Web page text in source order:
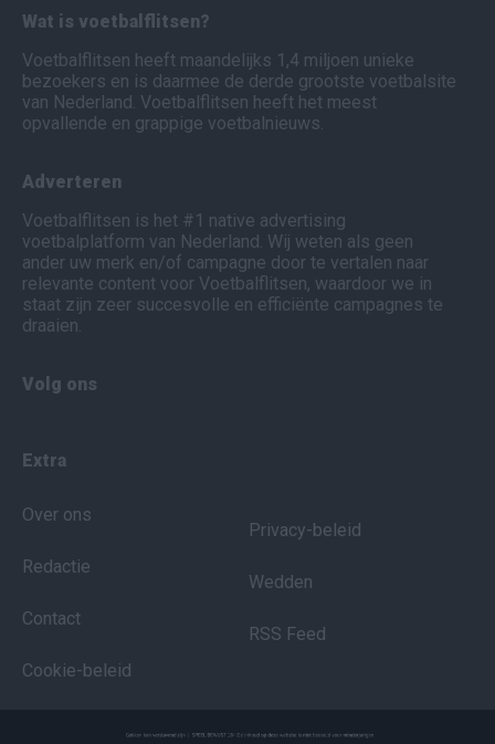
Wat is voetbalflitsen?
Voetbalflitsen heeft maandelijks 1,4 miljoen unieke
bezoekers en is daarmee de derde grootste voetbalsite
van Nederland. Voetbalflitsen heeft het meest
opvallende en grappige voetbalnieuws.
Adverteren
Voetbalflitsen is het #1 native advertising
voetbalplatform van Nederland. Wij weten als geen
ander uw merk en/of campagne door te vertalen naar
relevante content voor Voetbalflitsen, waardoor we in
staat zijn zeer succesvolle en efficiënte campagnes te
draaien.
Volg ons
Extra
Over ons
Redactie
Contact
Cookie-beleid
Privacy-beleid
Wedden
RSS Feed